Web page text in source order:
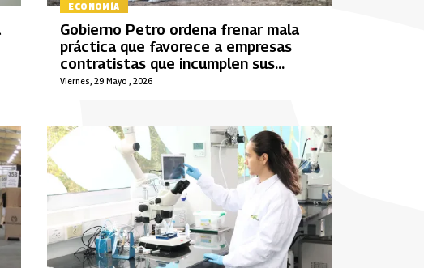
ECONOMÍA
Viernes, 29 Mayo , 2026
Gobierno Petro ordena frenar mala
práctica que favorece a empresas
contratistas que incumplen sus
obligaciones